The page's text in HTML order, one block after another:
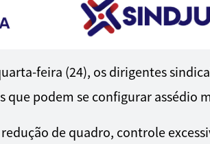
feira (24), os dirigentes
que podem se configurar assédio
de quadro, controle